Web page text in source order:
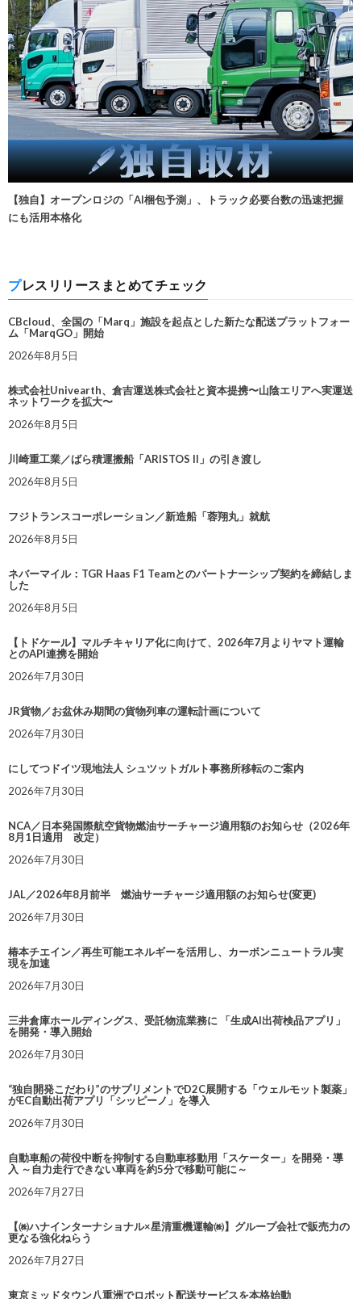
【独自】オープンロジの「AI梱包予測」、トラック必要台数の迅速把握
にも活用本格化
プレスリリースまとめてチェック
CBcloud、全国の「Marq」施設を起点とした新たな配送プラットフォー
ム「MarqGO」開始
2026年8月5日
株式会社Univearth、倉吉運送株式会社と資本提携〜山陰エリアへ実運送
ネットワークを拡大〜
2026年8月5日
川崎重工業／ばら積運搬船「ARISTOS II」の引き渡し
2026年8月5日
フジトランスコーポレーション／新造船「蓉翔丸」就航
2026年8月5日
ネバーマイル：TGR Haas F1 Teamとのパートナーシップ契約を締結しま
した
2026年8月5日
【トドケール】マルチキャリア化に向けて、2026年7月よりヤマト運輸
とのAPI連携を開始
2026年7月30日
JR貨物／お盆休み期間の貨物列車の運転計画について
2026年7月30日
にしてつドイツ現地法人 シュツットガルト事務所移転のご案内
2026年7月30日
NCA／日本発国際航空貨物燃油サーチャージ適用額のお知らせ（2026年
8月1日適用 改定）
2026年7月30日
JAL／2026年8月前半 燃油サーチャージ適用額のお知らせ(変更)
2026年7月30日
椿本チエイン／再生可能エネルギーを活用し、カーボンニュートラル実
現を加速
2026年7月30日
三井倉庫ホールディングス、受託物流業務に 「生成AI出荷検品アプリ」
を開発・導入開始
2026年7月30日
“独自開発こだわり”のサプリメントでD2C展開する「ウェルモット製薬」
がEC自動出荷アプリ「シッピーノ」を導入
2026年7月30日
自動車船の荷役中断を抑制する自動車移動用「スケーター」を開発・導
入 ～自力走行できない車両を約5分で移動可能に～
2026年7月27日
【㈱ハナインターナショナル×星清重機運輸㈱】グループ会社で販売力の
更なる強化ねらう
2026年7月27日
東京ミッドタウン八重洲でロボット配送サービスを本格始動